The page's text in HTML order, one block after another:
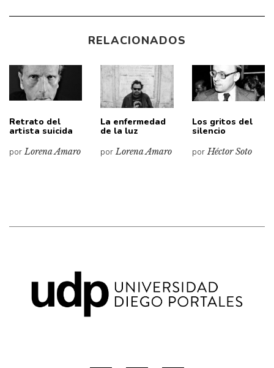
RELACIONADOS
Retrato del
artista suicida
porLorena Amaro
La enfermedad
de la luz
porLorena Amaro
Los gritos del
silencio
porHéctor Soto